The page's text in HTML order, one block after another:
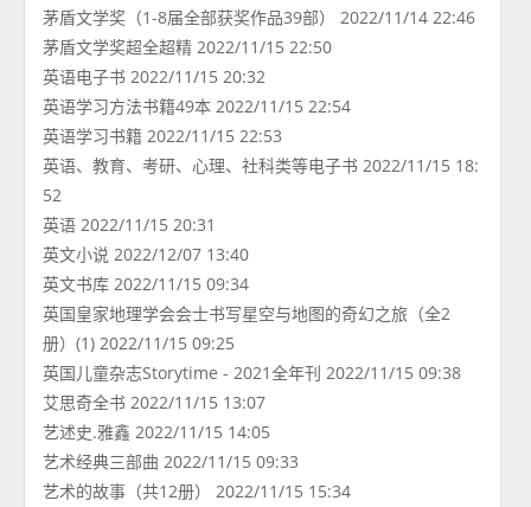
茅盾文学奖（1-8届全部获奖作品39部） 2022/11/14 22:46
茅盾文学奖超全超精 2022/11/15 22:50
英语电子书 2022/11/15 20:32
英语学习方法书籍49本 2022/11/15 22:54
英语学习书籍 2022/11/15 22:53
英语、教育、考研、心理、社科类等电子书 2022/11/15 18:
52
英语 2022/11/15 20:31
英文小说 2022/12/07 13:40
英文书库 2022/11/15 09:34
英国皇家地理学会会士书写星空与地图的奇幻之旅（全2
册）(1) 2022/11/15 09:25
英国儿童杂志Storytime - 2021全年刊 2022/11/15 09:38
艾思奇全书 2022/11/15 13:07
艺述史.雅鑫 2022/11/15 14:05
艺术经典三部曲 2022/11/15 09:33
艺术的故事（共12册） 2022/11/15 15:34